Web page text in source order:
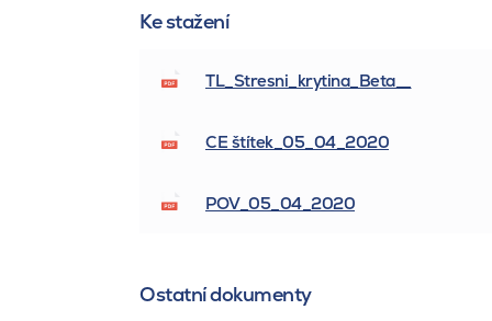
Ke stažení
TL_Stresni_krytina_Beta__
CE štítek_05_04_2020
POV_05_04_2020
Ostatní dokumenty